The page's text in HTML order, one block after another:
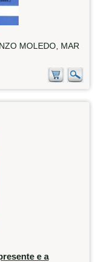
MOLEDO, MAR
e a